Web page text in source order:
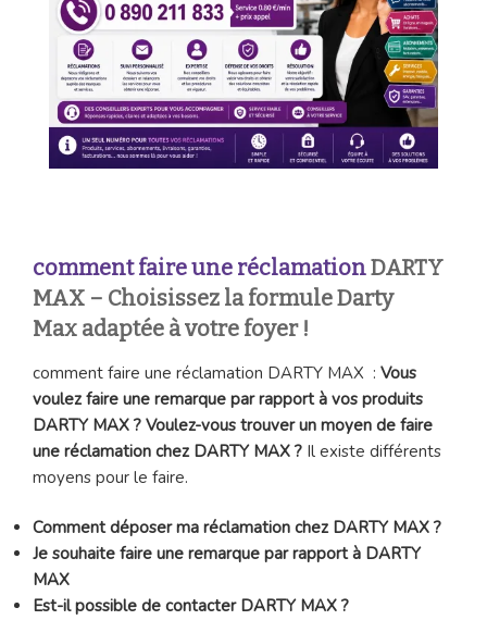
comment faire une réclamationDARTY
MAX – Choisissez la formule Darty
Max adaptée à votre foyer !
comment faire une réclamation DARTY MAX : Vous
voulez faire une remarque par rapport à vos produits
DARTY MAX ? Voulez-vous trouver un moyen de faire
une réclamation chez DARTY MAX ? Il existe différents
moyens pour le faire.
Comment déposer ma réclamation chez DARTY MAX ?
Je souhaite faire une remarque par rapport à DARTY
MAX
Est-il possible de contacter DARTY MAX ?